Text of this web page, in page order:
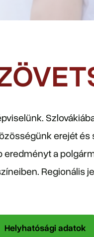
erejét
a
Regionális
Helyhatósági adatok